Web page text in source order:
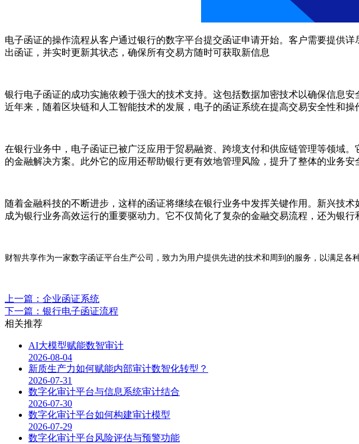
电子函证的操作流程从客户通过银行的数字平台提交函证申请开始。客户需要提供
出函证，并实时更新其状态，确保所有交易方随时可获取新信息
银行电子函证的成功实施依赖于强大的技术支持。这包括数据加密技术以确保信息
近年来，随着区块链和人工智能技术的发展，电子的函证系统在提高交易安全性和操
在银行业务中，电子函证已被广泛应用于贸易融资、跨境支付和供应链管理等领域
的金融解决方案。此外它的应用还帮助银行更有效地管理风险，提升了整体的业务安
随着金融科技的不断进步，这样的函证将继续在银行业务中发挥关键作用。新兴技
成为银行业务高效运行的重要驱动力。它不仅简化了复杂的金融交易流程，还为银行
财智共享作为一家数字函证平台生产公司，致力为用户提供先进的技术和周到的服务，以满足
上一篇：企业函证系统
下一篇：银行电子函证流程
相关推荐
AI大模型赋能数智审计
2026-08-04
新质生产力如何赋能内部审计数智化转型？
2026-07-31
数字化审计平台与信息系统审计结合
2026-07-30
数字化审计平台如何构建审计模型
2026-07-29
数字化审计平台风险评估与预警功能